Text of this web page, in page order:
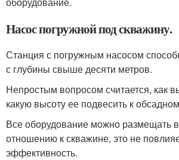
Насос погружной под скважину.
Станция с погружным насосом
с глубины свыше десяти метров.
Непростым вопросом считается, как
какую высоту ее подвесить к
Все оборудование можно размещать
отношению к скважине, это не
эффективность.